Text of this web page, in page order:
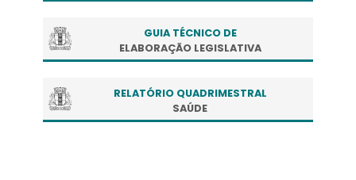
GUIA TÉCNICO DE
ELABORAÇÃO LEGISLATIVA
RELATÓRIO QUADRIMESTRAL
SAÚDE